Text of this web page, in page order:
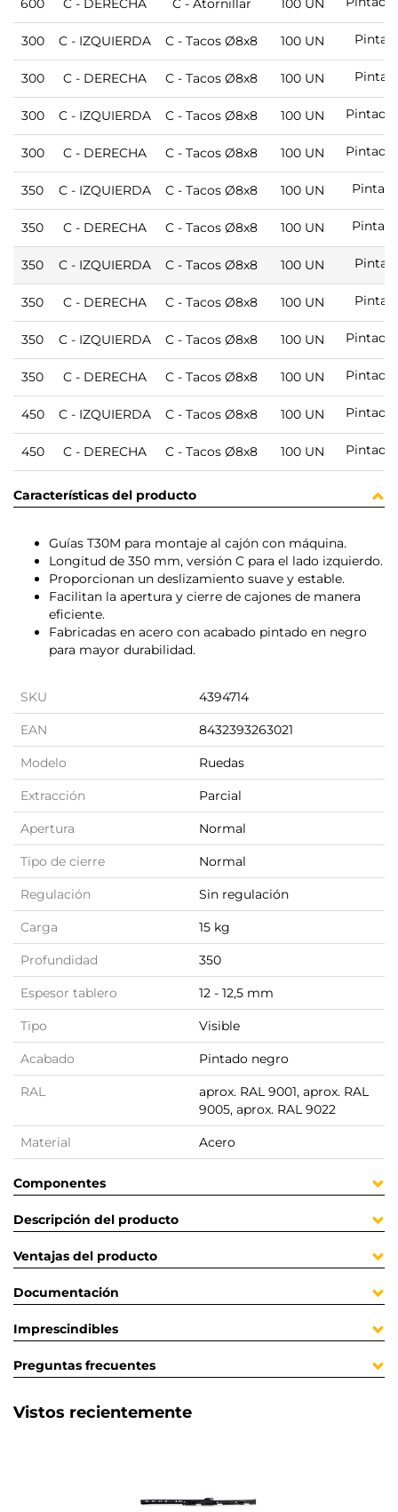
600 C - DERECHA C - Atornillar 100 UN
300 C - IZQUIERDA C - Tacos Ø8x8 100 UN
300 C - DERECHA C - Tacos Ø8x8 100 UN
300 C - IZQUIERDA C - Tacos Ø8x8 100 UN
300 C - DERECHA C - Tacos Ø8x8 100 UN
350 C - IZQUIERDA C - Tacos Ø8x8 100 UN
350 C - DERECHA C - Tacos Ø8x8 100 UN
350 C - IZQUIERDA C - Tacos Ø8x8 100 UN
350 C - DERECHA C - Tacos Ø8x8 100 UN
350 C - IZQUIERDA C - Tacos Ø8x8 100 UN
350 C - DERECHA C - Tacos Ø8x8 100 UN
450 C - IZQUIERDA C - Tacos Ø8x8 100 UN
450 C - DERECHA C - Tacos Ø8x8 100 UN
Características del producto
Guías T30M para montaje al cajón con máquina.
Longitud de 350 mm, versión C para el lado izquierdo.
Proporcionan un deslizamiento suave y estable.
Facilitan la apertura y cierre de cajones de manera
eficiente.
Fabricadas en acero con acabado pintado en negro
para mayor durabilidad.
SKU 4394714
EAN 8432393263021
Modelo Ruedas
Extracción Parcial
Apertura Normal
Tipo de cierre Normal
Regulación Sin regulación
Carga 15 kg
Profundidad 350
Espesor tablero 12 - 12,5 mm
Tipo Visible
Acabado Pintado negro
RAL
aprox. RAL 9001, aprox. RAL
9005, aprox. RAL 9022
Material Acero
Componentes
Descripción del producto
Ventajas del producto
Documentación
Imprescindibles
Preguntas frecuentes
Vistos recientemente